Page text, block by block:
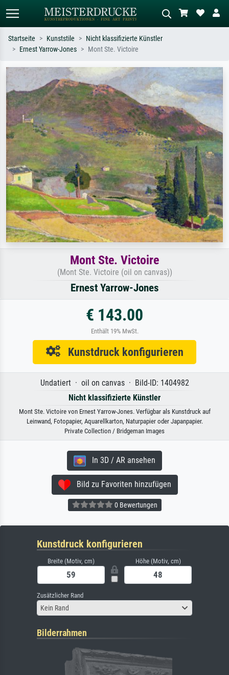
Suchen Sie nach Künstlern, Werktiteln
oder Stilen – z.B. Monet,
Sternennacht, Impressionismus, Welle
Hokusai, Akt.
Beschreiben Sie die Szene – z.B. Grüne
Wiese, Abstrakt mit viel Rot, Dunkles
Ölgemälde, Stehender Akt neben einem
Baum.
Startseite Kunststile
Nicht klassifizierte Künstler
Ernest Yarrow-Jones
Mont Ste. Victoire
Mont Ste. Victoire
(Mont Ste. Victoire (oil on canvas))
Ernest Yarrow-Jones
€ 143.00
Enthält 19% MwSt.
Kunstdruck konfigurieren
Undatiert · oil on canvas · Bild-ID: 1404982
Nicht klassifizierte Künstler
Mont Ste. Victoire von Ernest Yarrow-Jones. Verfügbar als Kunstdruck auf
Leinwand, Fotopapier, Aquarellkarton, Naturpapier oder Japanpapier.
Private Collection / Bridgeman Images
In 3D / AR ansehen
Bild zu Favoriten hinzufügen
0 Bewertungen
Kunstdruck konfigurieren
Breite (Motiv, cm) Höhe (Motiv, cm)
Zusätzlicher Rand
Kein Rand
Bilderrahmen